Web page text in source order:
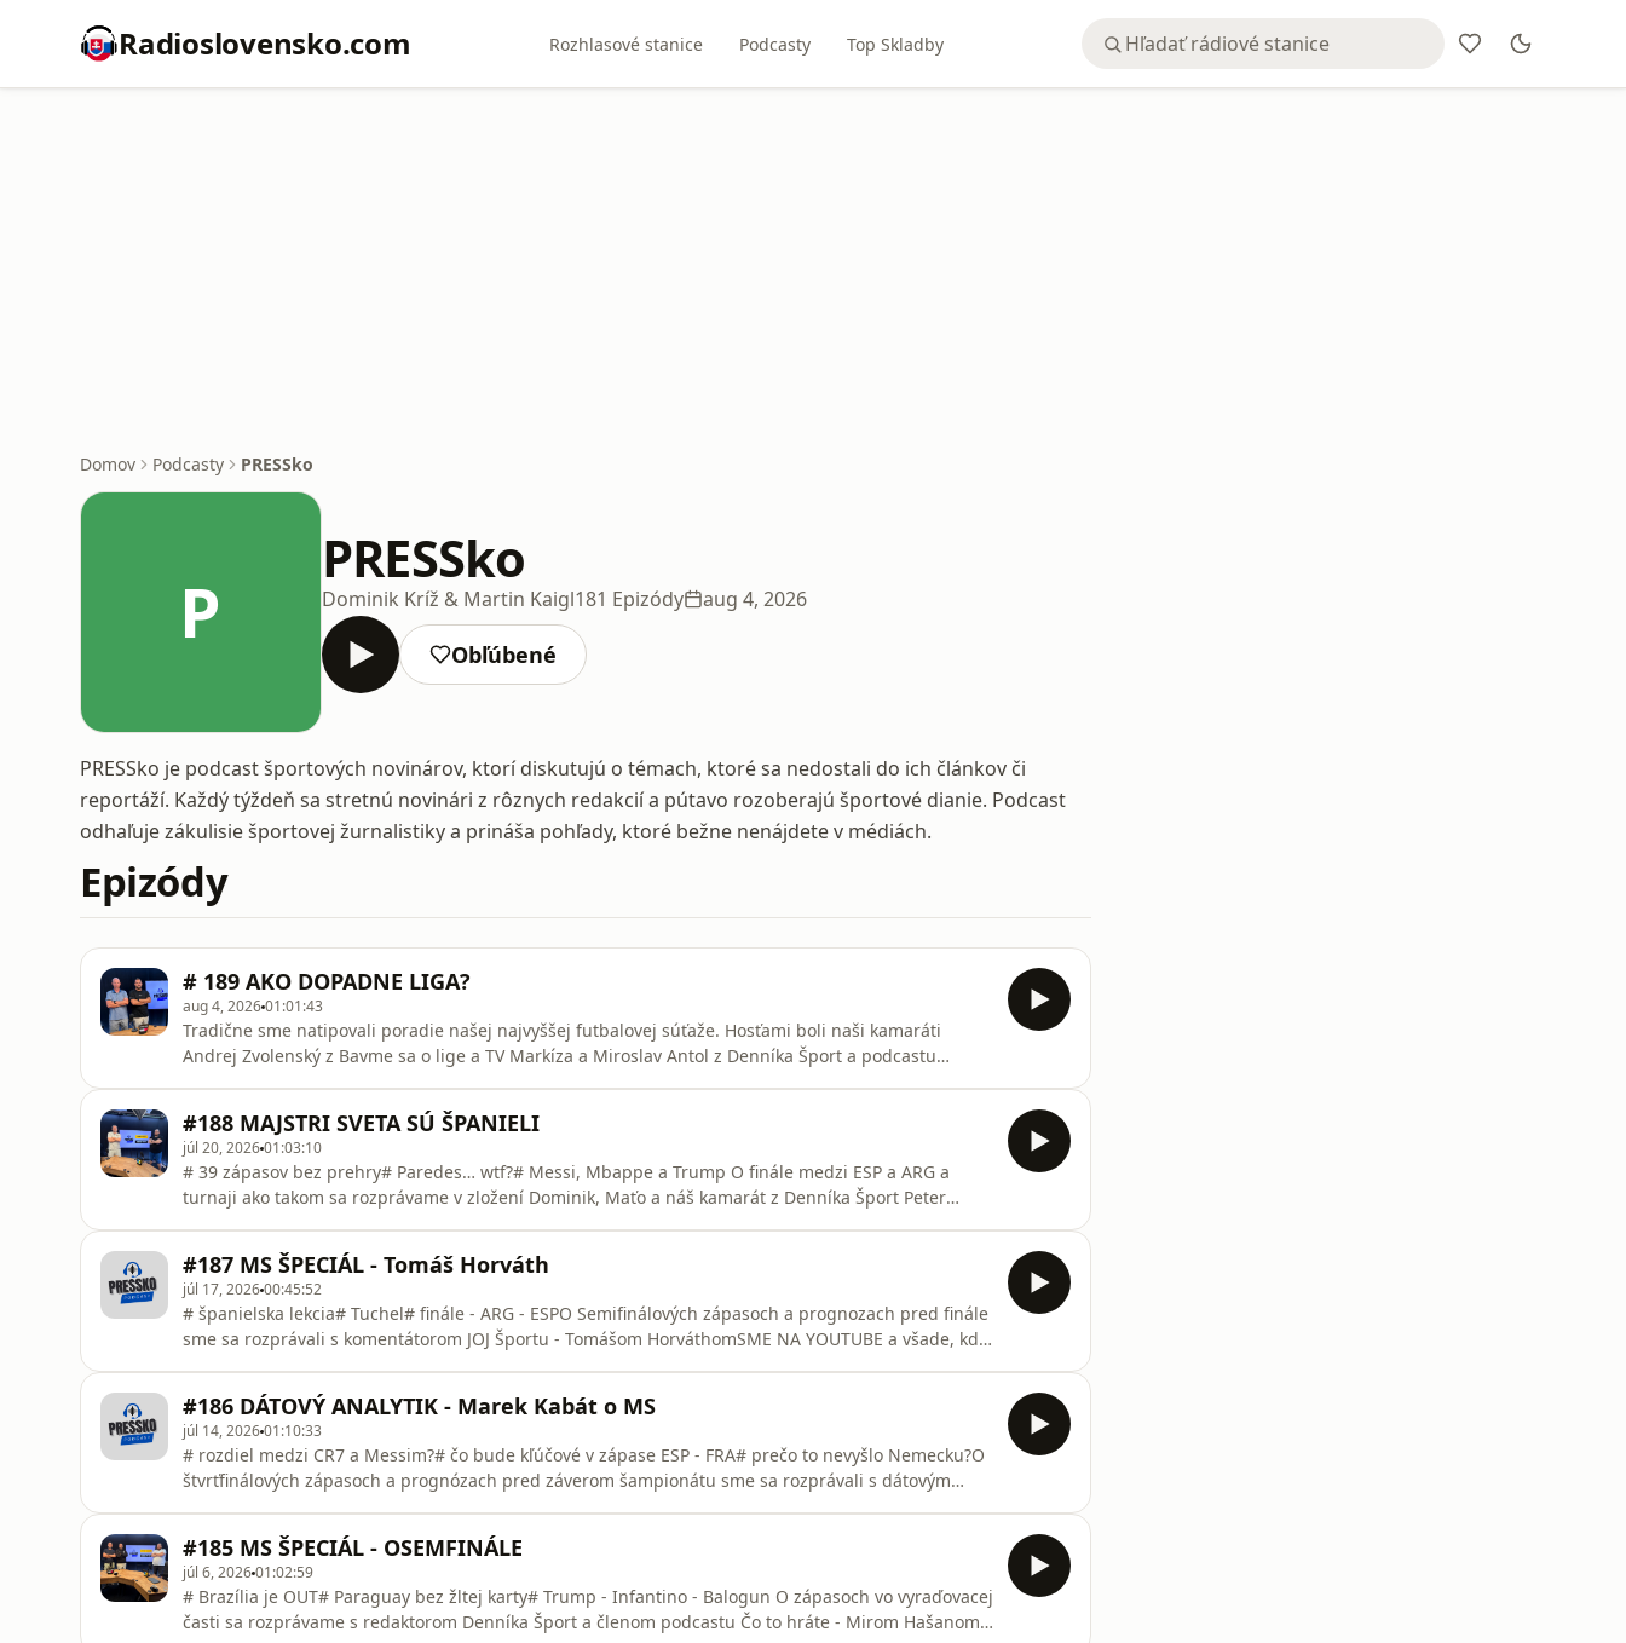
Radioslovensko.com Rozhlasové stanice Podcasty Top Skladby
Domov Podcasty PRESSko
P
PRESSko
Dominik Kríž & Martin Kaigl181 Epizódy aug 4, 2026
Obľúbené
PRESSko je podcast športových novinárov, ktorí diskutujú o témach, ktoré sa nedostali do ich článkov či
reportáží. Každý týždeň sa stretnú novinári z rôznych redakcií a pútavo rozoberajú športové dianie. Podcast
odhaľuje zákulisie športovej žurnalistiky a prináša pohľady, ktoré bežne nenájdete v médiách.
Epizódy
# 189 AKO DOPADNE LIGA?
aug 4, 202601:01:43
Tradične sme natipovali poradie našej najvyššej futbalovej súťaže. Hosťami boli naši kamaráti
Andrej Zvolenský z Bavme sa o lige a TV Markíza a Miroslav Antol z Denníka Šport a podcastu
#188 MAJSTRI SVETA SÚ ŠPANIELI
júl 20, 202601:03:10
# 39 zápasov bez prehry# Paredes… wtf?# Messi, Mbappe a Trump O finále medzi ESP a ARG a
turnaji ako takom sa rozprávame v zložení Dominik, Maťo a náš kamarát z Denníka Šport Peter
#187 MS ŠPECIÁL - Tomáš Horváth
júl 17, 202600:45:52
# španielska lekcia# Tuchel# finále - ARG - ESPO Semifinálových zápasoch a prognozach pred finále
sme sa rozprávali s komentátorom JOJ Športu - Tomášom HorváthomSME NA YOUTUBE a všade, kde
#186 DÁTOVÝ ANALYTIK - Marek Kabát o MS
júl 14, 202601:10:33
# rozdiel medzi CR7 a Messim?# čo bude kľúčové v zápase ESP - FRA# prečo to nevyšlo Nemecku?O
štvrťfinálových zápasoch a prognózach pred záverom šampionátu sme sa rozprávali s dátovým
vďaka FORTUNE
#185 MS ŠPECIÁL - OSEMFINÁLE
júl 6, 202601:02:59
# Brazília je OUT# Paraguay bez žltej karty# Trump - Infantino - Balogun O zápasoch vo vyraďovacej
časti sa rozprávame s redaktorom Denníka Šport a členom podcastu Čo to hráte - Mirom Hašanom